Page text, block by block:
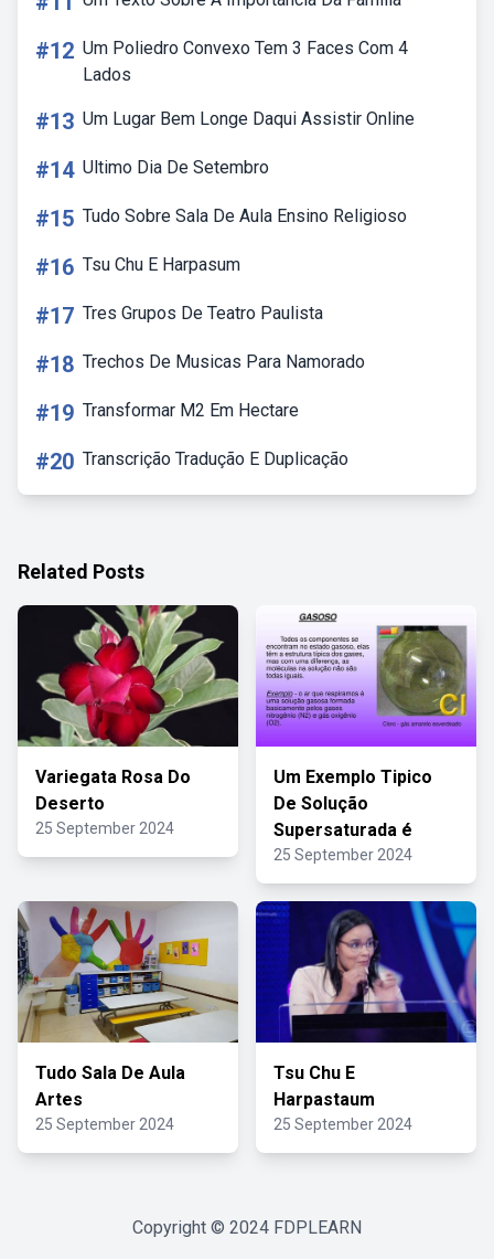
#12 Um Poliedro Convexo Tem 3 Faces Com 4
Lados
#13 Um Lugar Bem Longe Daqui Assistir Online
#14 Ultimo Dia De Setembro
#15 Tudo Sobre Sala De Aula Ensino Religioso
#16 Tsu Chu E Harpasum
#17 Tres Grupos De Teatro Paulista
#18 Trechos De Musicas Para Namorado
#19 Transformar M2 Em Hectare
#20 Transcrição Tradução E Duplicação
Related Posts
Variegata Rosa Do
Deserto
25 September 2024
Um Exemplo Tipico
De Solução
Supersaturada é
25 September 2024
Tudo Sala De Aula
Artes
25 September 2024
Tsu Chu E
Harpastaum
25 September 2024
Copyright © 2024 FDPLEARN